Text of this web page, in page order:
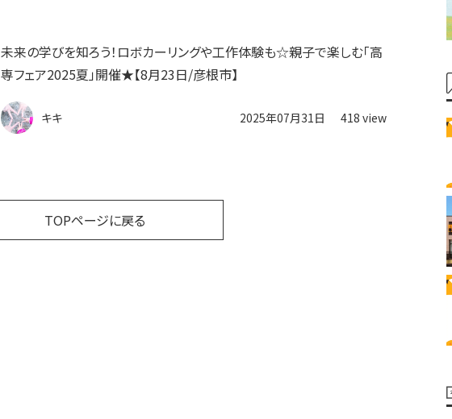
未来の学びを知ろう！ロボカーリングや工作体験も☆親子で楽しむ「高
専フェア2025夏」開催★【8月23日/彦根市】
キキ 2025年07月31日 418 view
TOPページに戻る